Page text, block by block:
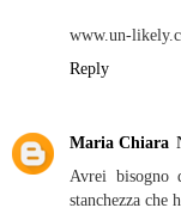
www.un-
Reply
Maria Chiara
Avrei bisogno
stanchezza che